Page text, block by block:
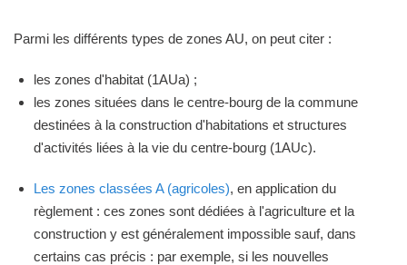
Parmi les différents types de zones AU, on peut citer :
les zones d'habitat (1AUa) ;
les zones situées dans le centre-bourg de la commune
destinées à la construction d'habitations et structures
d'activités liées à la vie du centre-bourg (1AUc).
Les zones classées A (agricoles), en application du
règlement : ces zones sont dédiées à l'agriculture et la
construction y est généralement impossible sauf, dans
certains cas précis : par exemple, si les nouvelles